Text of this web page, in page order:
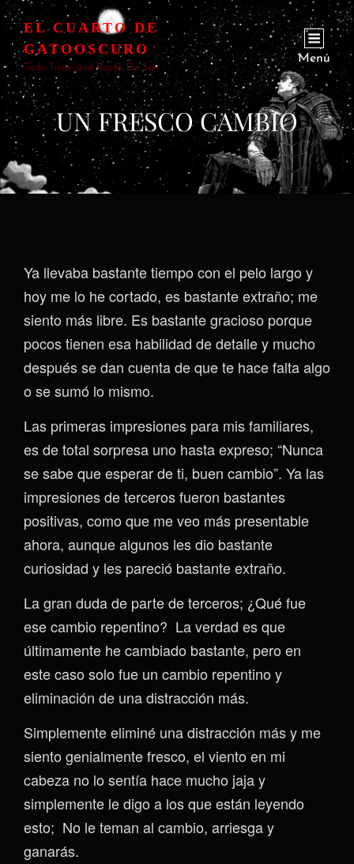
EL CUARTO DE
GATOOSCURO
Todo Tiene Una Razón De Ser
Menú
UN FRESCO CAMBIO
Ya llevaba bastante tiempo con el pelo largo y
hoy me lo he cortado, es bastante extraño; me
siento más libre. Es bastante gracioso porque
pocos tienen esa habilidad de detalle y mucho
después se dan cuenta de que te hace falta algo
o se sumó lo mismo.
Las primeras impresiones para mis familiares,
es de total sorpresa uno hasta expreso; “Nunca
se sabe que esperar de ti, buen cambio”. Ya las
impresiones de terceros fueron bastantes
positivas, como que me veo más presentable
ahora, aunque algunos les dio bastante
curiosidad y les pareció bastante extraño.
La gran duda de parte de terceros; ¿Qué fue
ese cambio repentino? La verdad es que
últimamente he cambiado bastante, pero en
este caso solo fue un cambio repentino y
eliminación de una distracción más.
Simplemente eliminé una distracción más y me
siento genialmente fresco, el viento en mi
cabeza no lo sentía hace mucho jaja y
simplemente le digo a los que están leyendo
esto; No le teman al cambio, arriesga y
ganarás.